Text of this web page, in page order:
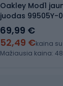
Oakley Mod1
juodas 99505Y-
69,99 €
52,49 €kaina
Mažiausia kaina: